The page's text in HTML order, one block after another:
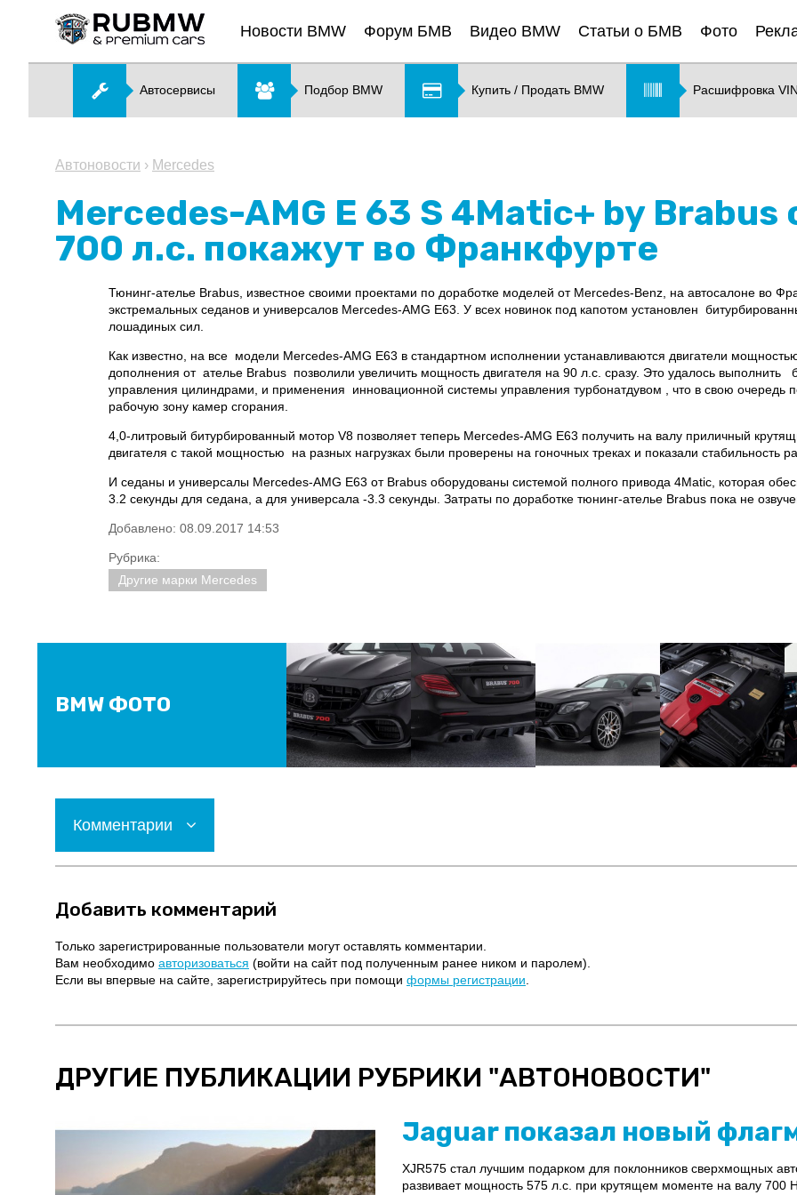
Новости BMW Форум БМВ Видео BMW Статьи о БМВ Фото
Автосервисы Подбор BMW Купить / Продать BMW Расшифровка
Автоновости › Mercedes
Mercedes-AMG E 63 S 4Matic+ by Brabus
700 л.с. покажут во Франкфурте
Тюнинг-ателье Brabus, известное своими проектами по доработке моделей от Mercedes-Benz, на автосалоне во
экстремальных седанов и универсалов Mercedes-AMG E63. У всех новинок под капотом установлен
лошадиных сил.
Как известно, на все модели Mercedes-AMG E63 в стандартном исполнении устанавливаются двигатели
дополнения от ателье Brabus позволили увеличить мощность двигателя на 90 л.с. сразу. Это удалось выполнить
управления цилиндрами, и применения инновационной системы управления турбонатдувом , что в свою очередь
рабочую зону камер сгорания.
4,0-литровый битурбированный мотор V8 позволяет теперь Mercedes-AMG E63 получить на валу приличный
двигателя с такой мощностью на разных нагрузках были проверены на гоночных треках и показали стабильность
И седаны и универсалы Mercedes-AMG E63 от Brabus оборудованы системой полного привода 4Matic, которая
3.2 секунды для седана, а для универсала -3.3 секунды. Затраты по доработке тюнинг-ателье Brabus пока не
Добавлено: 08.09.2017 14:53
Рубрика:
Другие марки Mercedes
BMW ФОТО
Комментарии
Добавить комментарий
Только зарегистрированные пользователи могут оставлять комментарии.
Вам необходимо авторизоваться (войти на сайт под полученным ранее ником и паролем).
Если вы впервые на сайте, зарегистрируйтесь при помощи формы регистрации
ДРУГИЕ ПУБЛИКАЦИИ РУБРИКИ "АВТОНОВОСТИ"
Jaguar показал новый
XJR575 стал лучшим подарком для поклонников сверхмощных
развивает мощность 575 л.с. при крутящем моменте на валу 700